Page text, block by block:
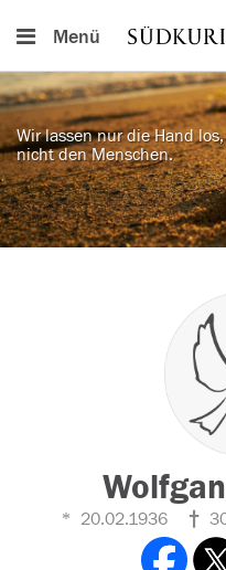
Menü
Wir lassen nur die Hand los,
nicht den Menschen.
20.02.1936